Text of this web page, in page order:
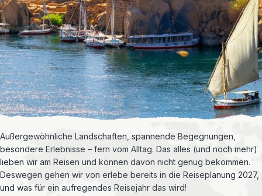
Außergewöhnliche Landschaften, spannende Begegnungen,
besondere Erlebnisse – fern vom Alltag. Das alles (und noch mehr)
lieben wir am Reisen und können davon nicht genug bekommen.
Deswegen gehen wir von erlebe bereits in die Reiseplanung 2027,
und was für ein aufregendes Reisejahr das wird!